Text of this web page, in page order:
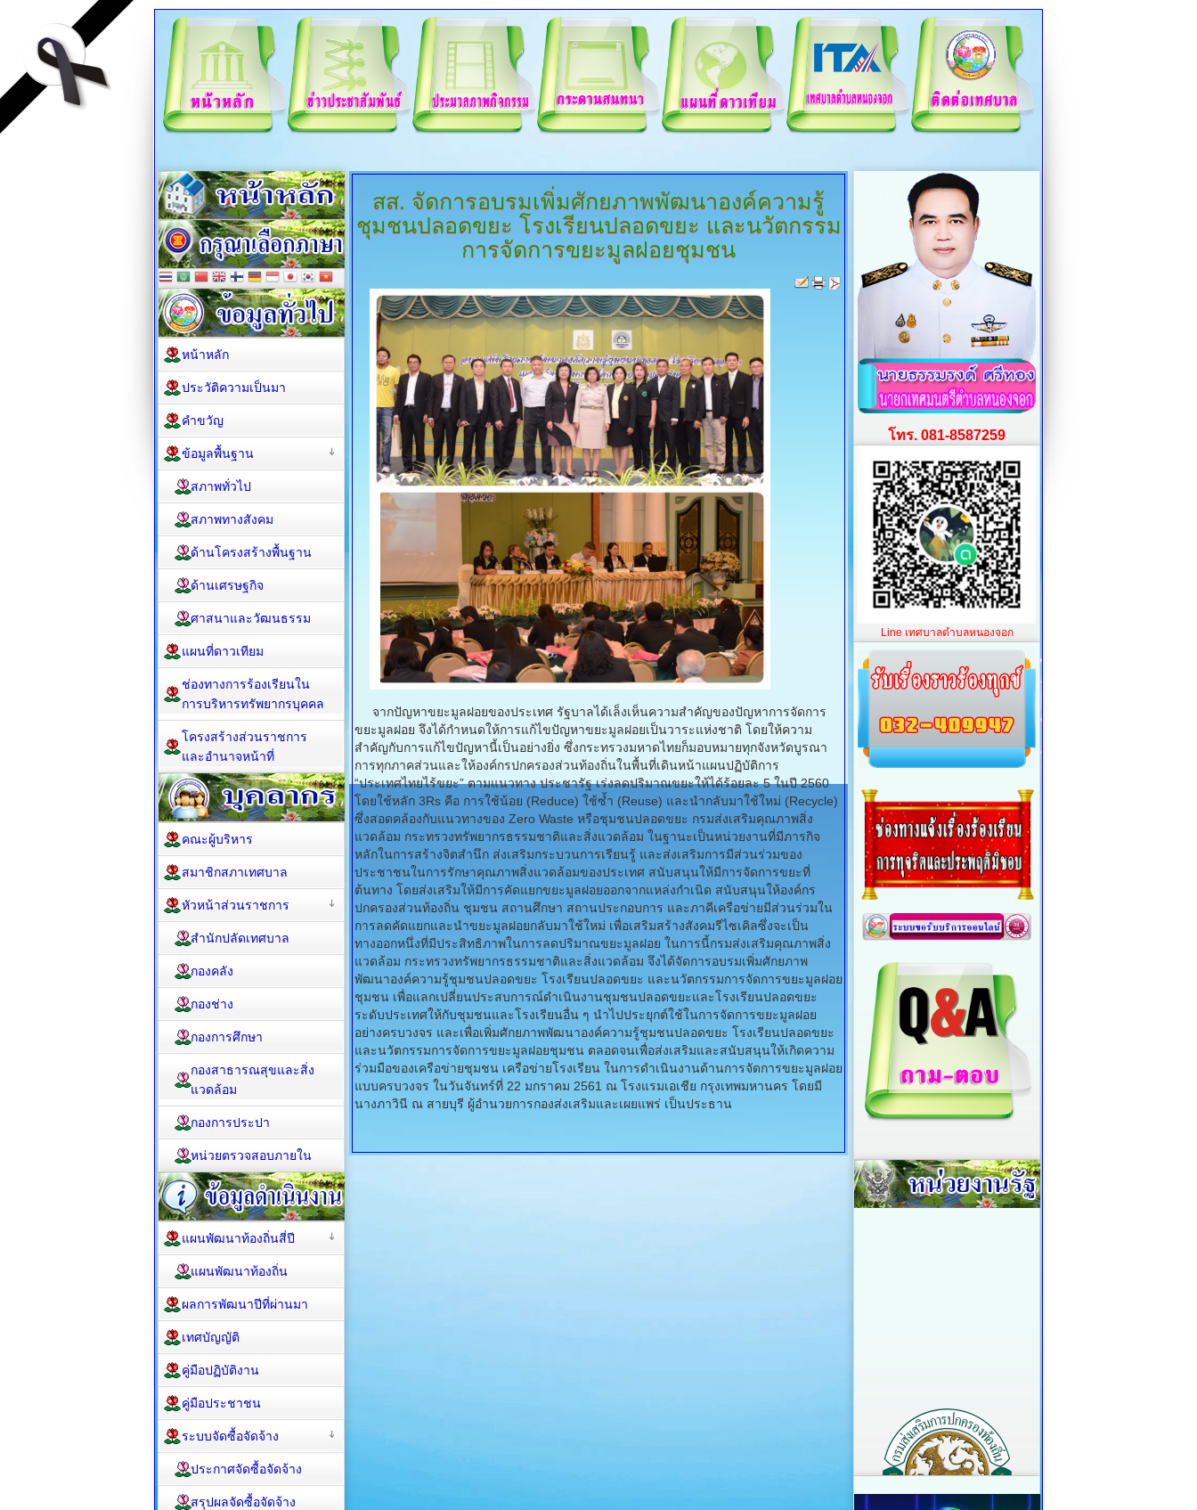
สส. จัดการอบรมเพิ่มศักยภาพพัฒนาองค์ความรู้
ชุมชนปลอดขยะ โรงเรียนปลอดขยะ และนวัตกรรม
การจัดการขยะมูลฝอยชุมชน
จากปัญหาขยะมูลฝอยของประเทศ รัฐบาลได้เล็งเห็นความสำคัญของปัญหาการจัดการ
ขยะมูลฝอย จึงได้กำหนดให้การแก้ไขปัญหาขยะมูลฝอยเป็นวาระแห่งชาติ โดยให้ความ
สำคัญกับการแก้ไขปัญหานี้เป็นอย่างยิ่ง ซึ่งกระทรวงมหาดไทยก็มอบหมายทุกจังหวัดบูรณา
การทุกภาคส่วนและให้องค์กรปกครองส่วนท้องถิ่นในพื้นที่เดินหน้าแผนปฏิบัติการ
“ประเทศไทยไร้ขยะ” ตามแนวทาง ประชารัฐ เร่งลดปริมาณขยะให้ได้ร้อยละ 5 ในปี 2560
โดยใช้หลัก 3Rs คือ การใช้น้อย (Reduce) ใช้ซ้ำ (Reuse) และนำกลับมาใช้ใหม่ (Recycle)
ซึ่งสอดคล้องกับแนวทางของ Zero Waste หรือชุมชนปลอดขยะ กรมส่งเสริมคุณภาพสิ่ง
แวดล้อม กระทรวงทรัพยากรธรรมชาติและสิ่งแวดล้อม ในฐานะเป็นหน่วยงานที่มีภารกิจ
หลักในการสร้างจิตสำนึก ส่งเสริมกระบวนการเรียนรู้ และส่งเสริมการมีส่วนร่วมของ
ประชาชนในการรักษาคุณภาพสิ่งแวดล้อมของประเทศ สนับสนุนให้มีการจัดการขยะที่
ต้นทาง โดยส่งเสริมให้มีการคัดแยกขยะมูลฝอยออกจากแหล่งกำเนิด สนับสนุนให้องค์กร
ปกครองส่วนท้องถิ่น ชุมชน สถานศึกษา สถานประกอบการ และภาคีเครือข่ายมีส่วนร่วมใน
การลดคัดแยกและนำขยะมูลฝอยกลับมาใช้ใหม่ เพื่อเสริมสร้างสังคมรีไซเคิลซึ่งจะเป็น
ทางออกหนึ่งที่มีประสิทธิภาพในการลดปริมาณขยะมูลฝอย ในการนี้กรมส่งเสริมคุณภาพสิ่ง
แวดล้อม กระทรวงทรัพยากรธรรมชาติและสิ่งแวดล้อม จึงได้จัดการอบรมเพิ่มศักยภาพ
พัฒนาองค์ความรู้ชุมชนปลอดขยะ โรงเรียนปลอดขยะ และนวัตกรรมการจัดการขยะมูลฝอย
ชุมชน เพื่อแลกเปลี่ยนประสบการณ์ดำเนินงานชุมชนปลอดขยะและโรงเรียนปลอดขยะ
ระดับประเทศให้กับชุมชนและโรงเรียนอื่น ๆ นำไปประยุกต์ใช้ในการจัดการขยะมูลฝอย
อย่างครบวงจร และเพื่อเพิ่มศักยภาพพัฒนาองค์ความรู้ชุมชนปลอดขยะ โรงเรียนปลอดขยะ
และนวัตกรรมการจัดการขยะมูลฝอยชุมชน ตลอดจนเพื่อส่งเสริมและสนับสนุนให้เกิดความ
ร่วมมือของเครือข่ายชุมชน เครือข่ายโรงเรียน ในการดำเนินงานด้านการจัดการขยะมูลฝอย
แบบครบวงจร ในวันจันทร์ที่ 22 มกราคม 2561 ณ โรงแรมเอเชีย กรุงเทพมหานคร โดยมี
นางภาวินี ณ สายบุรี ผู้อำนวยการกองส่งเสริมและเผยแพร่ เป็นประธาน
หน้าหลัก
ประวัติความเป็นมา
คำขวัญ
ข้อมูลพื้นฐาน
สภาพทั่วไป
สภาพทางสังคม
ด้านโครงสร้างพื้นฐาน
ด้านเศรษฐกิจ
ศาสนาและวัฒนธรรม
แผนที่ดาวเทียม
ช่องทางการร้องเรียนใน
การบริหารทรัพยากรบุคคล
โครงสร้างส่วนราชการ
และอำนาจหน้าที่
คณะผู้บริหาร
สมาชิกสภาเทศบาล
หัวหน้าส่วนราชการ
สำนักปลัดเทศบาล
กองคลัง
กองช่าง
กองการศึกษา
กองสาธารณสุขและสิ่ง
แวดล้อม
กองการประปา
หน่วยตรวจสอบภายใน
แผนพัฒนาท้องถิ่นสี่ปี
แผนพัฒนาท้องถิ่น
ผลการพัฒนาปีที่ผ่านมา
เทศบัญญัติ
คู่มือปฏิบัติงาน
คู่มือประชาชน
ระบบจัดซื้อจัดจ้าง
ประกาศจัดซื้อจัดจ้าง
สรุปผลจัดซื้อจัดจ้าง
โทร. 081-8587259
Line เทศบาลตำบลหนองจอก